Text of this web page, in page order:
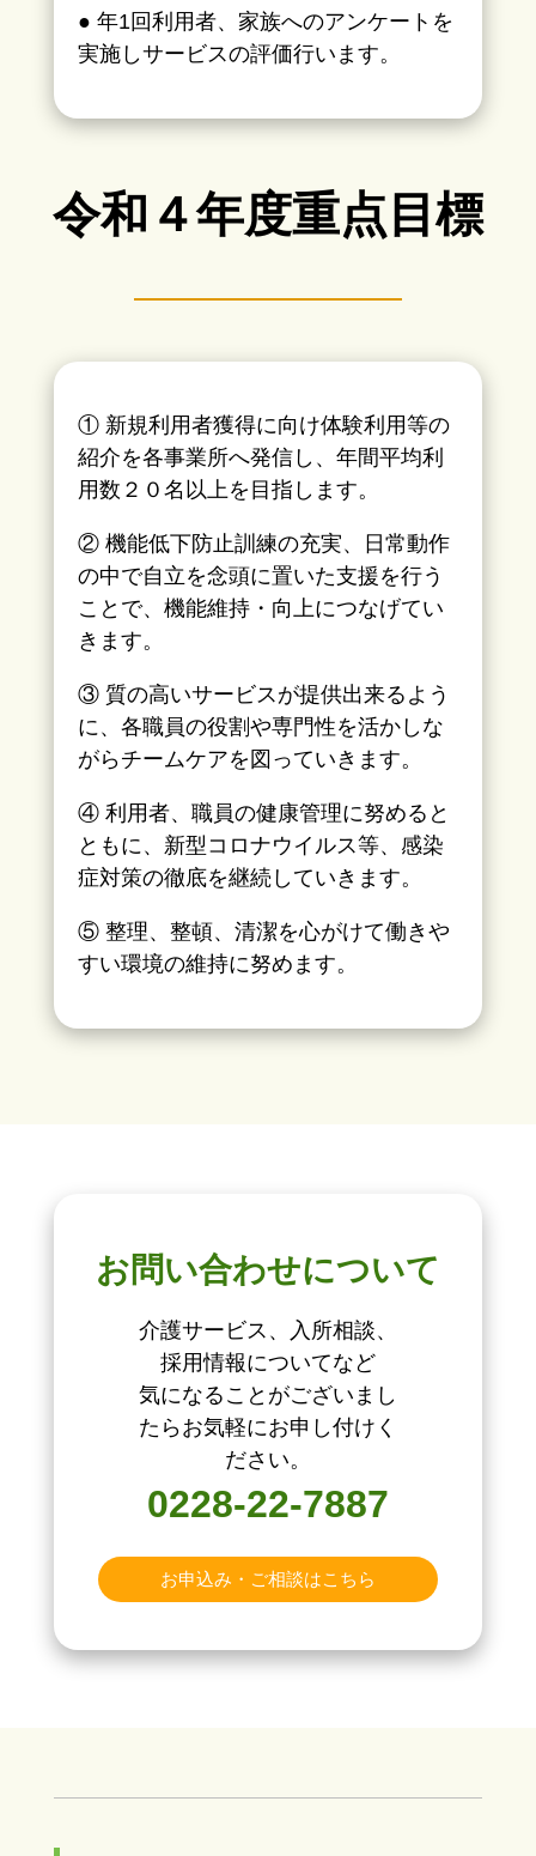
● 年1回利用者、家族へのアンケートを
実施しサービスの評価行います。
令和４年度重点目標
① 新規利用者獲得に向け体験利用等の
紹介を各事業所へ発信し、年間平均利
用数２０名以上を目指します。
② 機能低下防止訓練の充実、日常動作
の中で自立を念頭に置いた支援を行う
ことで、機能維持・向上につなげてい
きます。
③ 質の高いサービスが提供出来るよう
に、各職員の役割や専門性を活かしな
がらチームケアを図っていきます。
④ 利用者、職員の健康管理に努めると
ともに、新型コロナウイルス等、感染
症対策の徹底を継続していきます。
⑤ 整理、整頓、清潔を心がけて働きや
すい環境の維持に努めます。
お問い合わせについて
介護サービス、入所相談、
採用情報についてなど
気になることがございまし
たらお気軽にお申し付けく
ださい。
0228-22-7887
お申込み・ご相談はこちら